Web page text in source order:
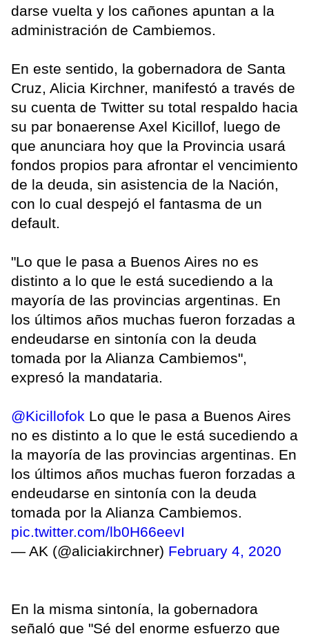
darse vuelta y los cañones apuntan a la
administración de Cambiemos.
En este sentido, la gobernadora de Santa
Cruz, Alicia Kirchner, manifestó a través de
su cuenta de Twitter su total respaldo hacia
su par bonaerense Axel Kicillof, luego de
que anunciara hoy que la Provincia usará
fondos propios para afrontar el vencimiento
de la deuda, sin asistencia de la Nación,
con lo cual despejó el fantasma de un
default.
"Lo que le pasa a Buenos Aires no es
distinto a lo que le está sucediendo a la
mayoría de las provincias argentinas. En
los últimos años muchas fueron forzadas a
endeudarse en sintonía con la deuda
tomada por la Alianza Cambiemos",
expresó la mandataria.
@Kicillofok Lo que le pasa a Buenos Aires
no es distinto a lo que le está sucediendo a
la mayoría de las provincias argentinas. En
los últimos años muchas fueron forzadas a
endeudarse en sintonía con la deuda
tomada por la Alianza Cambiemos.
pic.twitter.com/lb0H66eevI
— AK (@aliciakirchner) February 4, 2020
En la misma sintonía, la gobernadora
señaló que "Sé del enorme esfuerzo que